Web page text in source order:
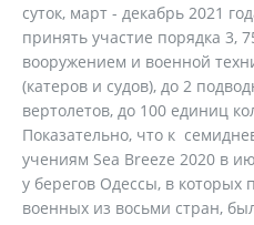
суток, март - декабрь 2021
принять участие порядка 3,
вооружением и военной
(катеров и судов), до 2
вертолетов, до 100 единиц
Показательно, что к
учениям Sea Breeze 2020 в
у берегов Одессы, в которых
военных из восьми стран,